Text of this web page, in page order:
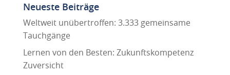
Neueste Beiträge
Weltweit unübertroffen: 3.333 gemeinsame
Tauchgänge
Lernen von den Besten: Zukunftskompetenz
Zuversicht